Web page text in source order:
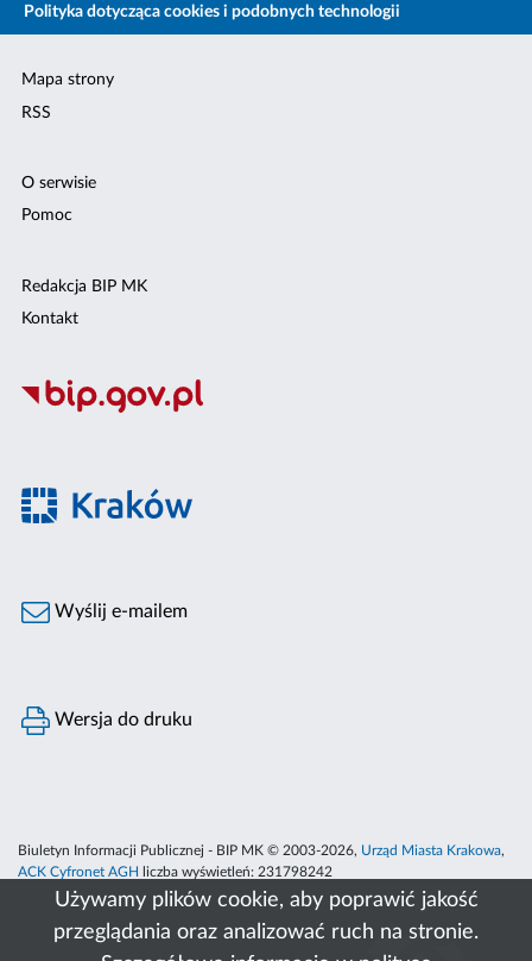
Używamy plików cookie, aby poprawić jakość
przeglądania oraz analizować ruch na stronie.
Polityka dotycząca cookies i podobnych technologii
Mapa strony
RSS
O serwisie
Pomoc
Redakcja BIP MK
Kontakt
Wyślij e-mailem
Wersja do druku
Biuletyn Informacji Publicznej - BIP MK © 2003-2026, Urząd Miasta Krakowa,
ACK Cyfronet AGH
liczba wyświetleń: 231798242